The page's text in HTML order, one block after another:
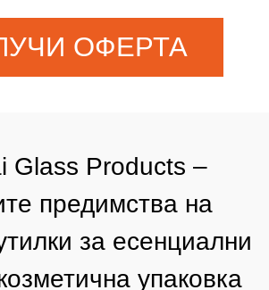
ОФЕРТА
Glass Products –
предимства на
за есенциални
упаковка